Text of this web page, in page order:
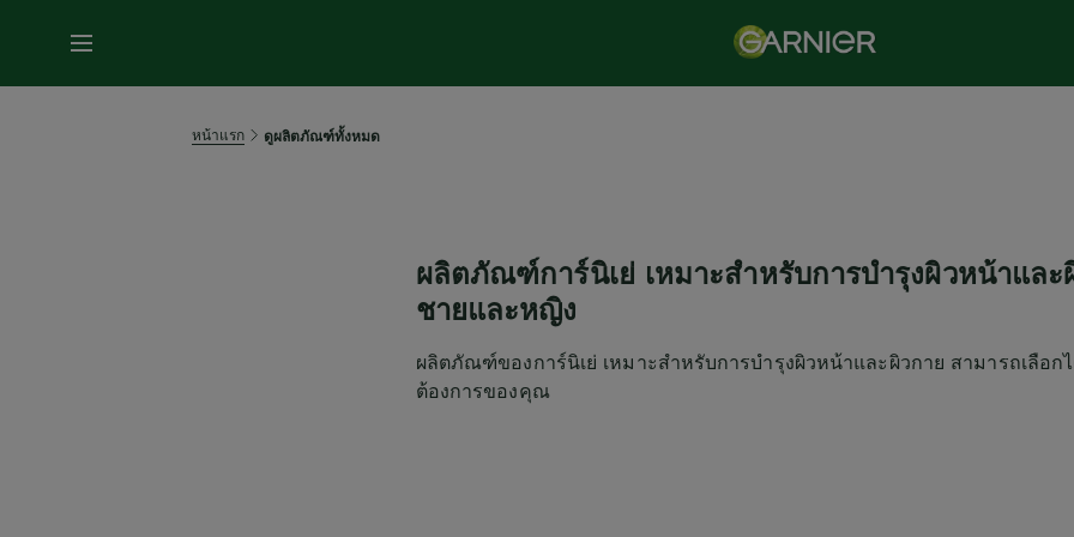
หน้าแรก ดูผลิตภัณฑ์ทั้งหมด
ผลิตภัณฑ์การ์นิเย่ เหมาะสำหรับการบำรุงผิวหน้าและ
ชายและหญิง
ผลิตภัณฑ์ของการ์นิเย่ เหมาะสำหรับการบำรุงผิวหน้าและผิวกาย สามารถเลือก
ต้องการของคุณ